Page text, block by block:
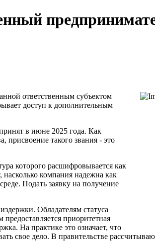
ответственным субъектом
доступ к дополнительным
в июне 2025 года. Как
такого звания - это
которого расшифровывается как
компания надежна как
Подать заявку на получение
Обладателям статуса
приоритетная
На практике это означает, что
свое дело. В правительстве